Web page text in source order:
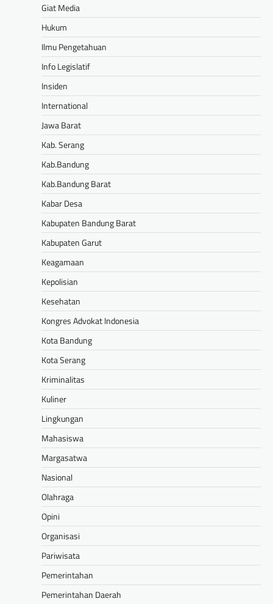
Giat Media
Hukum
Ilmu Pengetahuan
Info Legislatif
Insiden
International
Jawa Barat
Kab. Serang
Kab.Bandung
Kab.Bandung Barat
Kabar Desa
Kabupaten Bandung Barat
Kabupaten Garut
Keagamaan
Kepolisian
Kesehatan
Kongres Advokat Indonesia
Kota Bandung
Kota Serang
Kriminalitas
Kuliner
Lingkungan
Mahasiswa
Margasatwa
Nasional
Olahraga
Opini
Organisasi
Pariwisata
Pemerintahan
Pemerintahan Daerah